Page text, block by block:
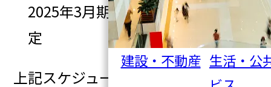
建設・不動産 生活・公
2025年3月期 決算短信開示予
定
上記スケジュールは変更される場